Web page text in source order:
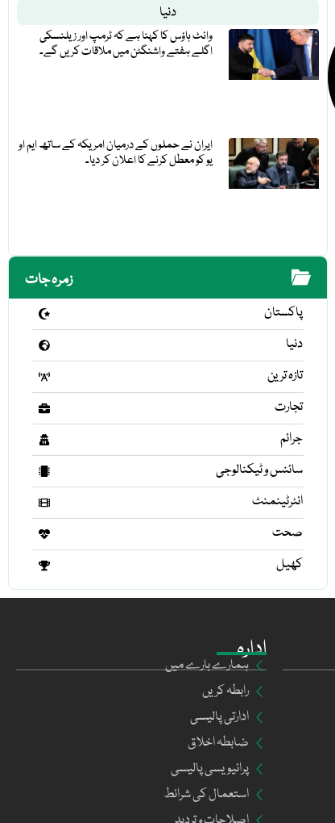
دنیا
وائٹ ہاؤس کا کہنا ہے کہ ٹرمپ اور زیلنسکی
اگلے ہفتے واشنگٹن میں ملاقات کریں گے۔
ایران نے حملوں کے درمیان امریکہ کے ساتھ ایم او
یو کو معطل کرنے کا اعلان کر دیا۔
زمرہ جات
پاکستان
دنیا
تازہ ترین
تجارت
جرائم
سائنس و ٹیکنالوجی
انٹرٹینمنٹ
صحت
کھیل
ادارہ
ہمارے بارے میں
رابطہ کریں
ادارتی پالیسی
ضابطہ اخلاق
پرائیویسی پالیسی
استعمال کی شرائط